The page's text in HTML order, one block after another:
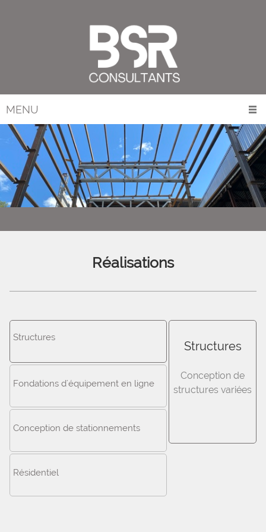
MENU
Réalisations
Structures
Fondations d'équipement en ligne
Conception de stationnements
Résidentiel
Structures
Conception de
structures variées